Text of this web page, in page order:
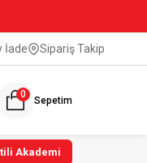
İade Sipariş Takip
Sepetim
0
Akademi